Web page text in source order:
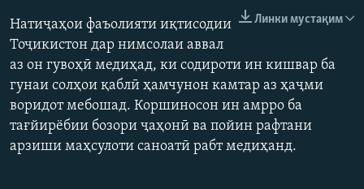
ГУЗОРИШҲОИ РАДИОӢ
Русский
ПАЙГИРӢ КУНЕД
Линки мустақим
Натиҷаҳои фаъолияти иқтисодии
Тоҷикистон дар нимсолаи аввал
аз он гувоҳӣ медиҳад, ки содироти ин кишвар ба
гунаи солҳои қаблӣ ҳамчунон камтар аз ҳаҷми
воридот мебошад. Коршиносон ин амрро ба
тағйирёбии бозори ҷаҳонӣ ва пойин рафтани
арзиши маҳсулоти саноатӣ рабт медиҳанд.